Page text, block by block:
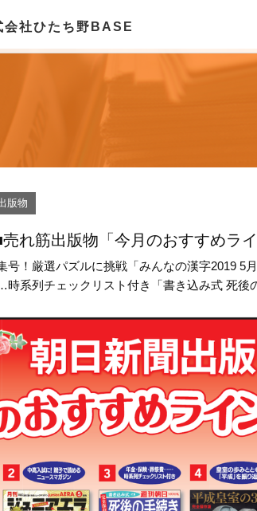
会社ひたち野BASE
版物
れ筋出版物「今月のおすすめライ
号！厳選パズルに挑戦「みんなの漢字2019 5月
系列チェックリスト付き「書き込み式 死後